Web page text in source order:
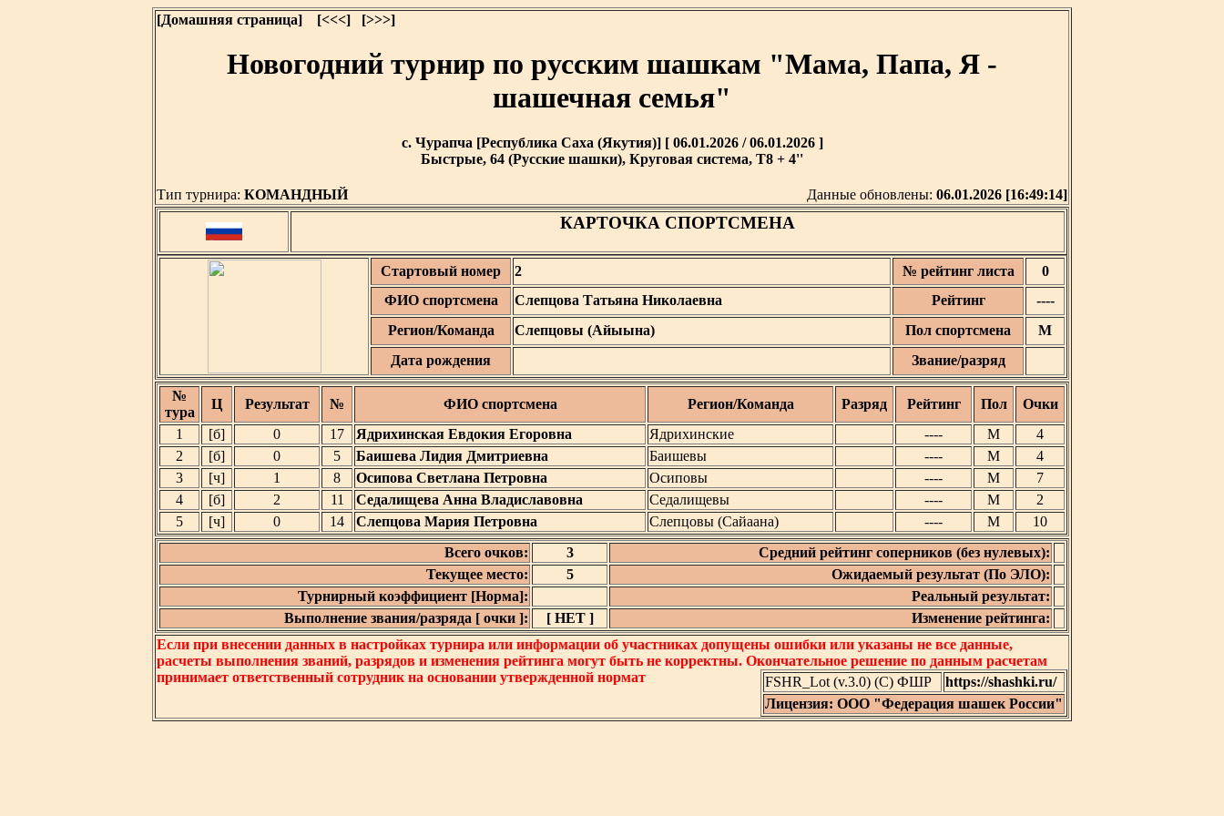
[Домашняя страница] [<<<] [>>>]
Новогодний турнир по русским шашкам "Мама, Папа, Я -
шашечная семья"
с. Чурапча [Республика Саха (Якутия)] [ 06.01.2026 / 06.01.2026 ]
Быстрые, 64 (Русские шашки), Круговая система, T8 + 4''
Тип турнира: КОМАНДНЫЙ Данные обновлены: 06.01.2026 [16:49:14]
КАРТОЧКА СПОРТСМЕНА
Стартовый номер 2 № рейтинг листа
0
ФИО спортсмена
Слепцова Татьяна Николаевна Рейтинг
----
Регион/Команда
Слепцовы (Айыына) Пол спортсмена
М
Дата рождения
Звание/разряд
№
тура
Ц Результат № ФИО спортсмена Регион/Команда Разряд Рейтинг Пол
Очки
1
[б] 0 17 Ядрихинская Евдокия Егоровна Ядрихинские ---- М
4
2
[б] 0 5 Баишева Лидия Дмитриевна Баишевы ---- М
4
3
[ч] 1 8 Осипова Светлана Петровна Осиповы ---- М
7
4
[б] 2 11 Седалищева Анна Владиславовна Седалищевы ---- М
2
5
[ч] 0 14 Слепцова Мария Петровна Слепцовы (Сайаана) ---- М
10
Всего очков:
3
Средний рейтинг соперников (без нулевых):
Текущее место:
5
Ожидаемый результат (По ЭЛО):
Турнирный коэффициент [Норма]:
Реальный результат:
Выполнение звания/разряда [ очки ]:
[ НЕТ ]
Изменение рейтинга:
Если при внесении данных в настройках турнира или информации об участниках допущены ошибки или указаны не все данные,
расчеты выполнения званий, разрядов и изменения рейтинга могут быть не корректны. Окончательное решение по данным расчетам
принимает ответственный сотрудник на основании утвержденной нормат
FSHR_Lot (v.3.0) (C) ФШР
https://shashki.ru/
Лицензия: ООО "Федерация шашек России"